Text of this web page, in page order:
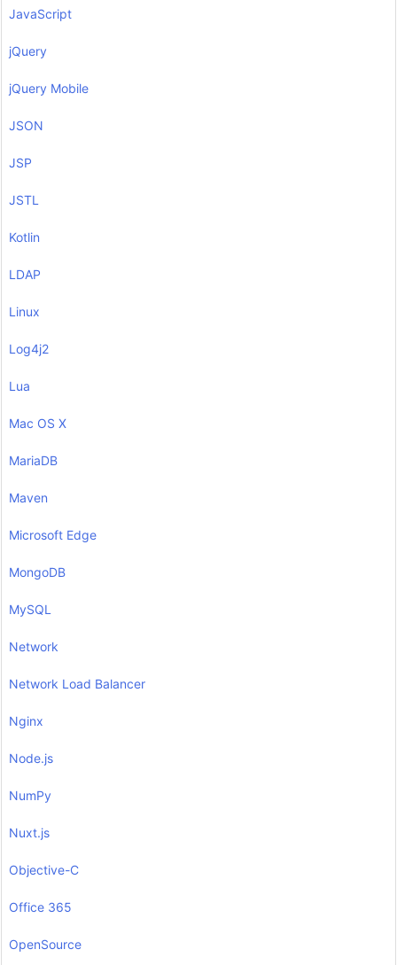
JavaScript
jQuery
jQuery Mobile
JSON
JSP
JSTL
Kotlin
LDAP
Linux
Log4j2
Lua
Mac OS X
MariaDB
Maven
Microsoft Edge
MongoDB
MySQL
Network
Network Load Balancer
Nginx
Node.js
NumPy
Nuxt.js
Objective-C
Office 365
OpenSource